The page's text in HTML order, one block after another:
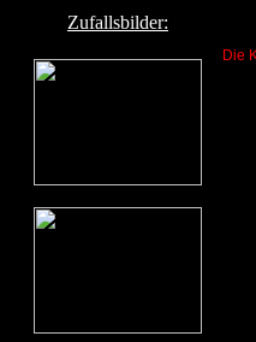
Zufallsbilder:
Die